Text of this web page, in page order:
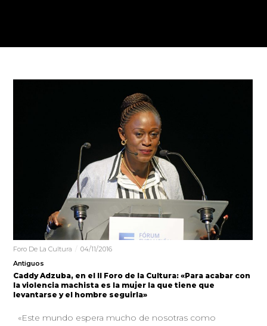
Foro De La Cultura
04/11/2016
Antiguos
Caddy Adzuba, en el II Foro de la Cultura: «Para acabar con
la violencia machista es la mujer la que tiene que
levantarse y el hombre seguirla»
«Este mundo espera mucho de nosotras como